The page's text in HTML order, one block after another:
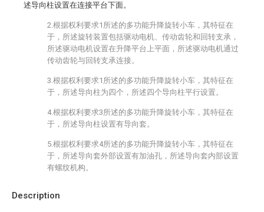
Description
述导向柱设置在连接平台下面。
2.根据权利要求1所述的多功能升降旋转小车，其特征在
于，所述旋转装置包括驱动电机、传动齿轮和回转支承，
所述驱动电机设置在升降平台上平面，所述驱动电机通过
传动齿轮与回转支承连接。
3.根据权利要求1所述的多功能升降旋转小车，其特征在
于，所述导向柱为四个，所述四个导向柱平行设置。
4.根据权利要求3所述的多功能升降旋转小车，其特征在
于，所述导向柱设置有导向套。
5.根据权利要求4所述的多功能升降旋转小车，其特征在
于，所述导向套外部设置有加油孔，所述导向套内部设置
有螺纹机构。